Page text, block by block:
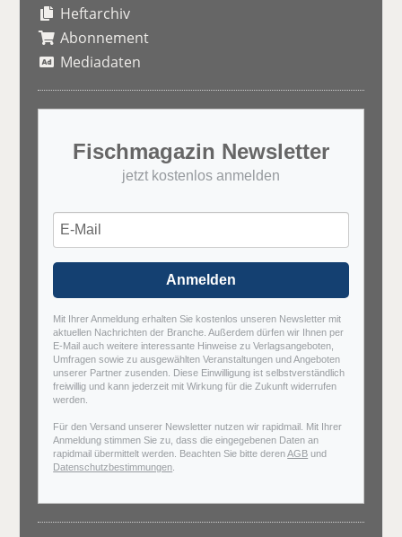
Heftarchiv
Abonnement
Mediadaten
Fischmagazin Newsletter
jetzt kostenlos anmelden
Anmelden
Mit Ihrer Anmeldung erhalten Sie kostenlos unseren Newsletter mit
aktuellen Nachrichten der Branche. Außerdem dürfen wir Ihnen per
E-Mail auch weitere interessante Hinweise zu Verlagsangeboten,
Umfragen sowie zu ausgewählten Veranstaltungen und Angeboten
unserer Partner zusenden. Diese Einwilligung ist selbstverständlich
freiwillig und kann jederzeit mit Wirkung für die Zukunft widerrufen
werden.
Für den Versand unserer Newsletter nutzen wir rapidmail. Mit Ihrer
Anmeldung stimmen Sie zu, dass die eingegebenen Daten an
rapidmail übermittelt werden. Beachten Sie bitte derenAGB und
Datenschutzbestimmungen